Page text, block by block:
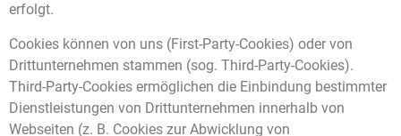
erfolgt.
Cookies können von uns (First-Party-Cookies) oder von
Drittunternehmen stammen (sog. Third-Party-Cookies).
Third-Party-Cookies ermöglichen die Einbindung bestimmter
Dienstleistungen von Drittunternehmen innerhalb von
Webseiten (z. B. Cookies zur Abwicklung von